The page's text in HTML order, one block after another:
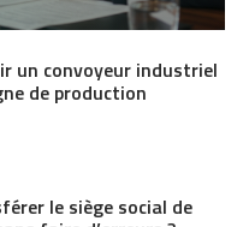
un convoyeur industriel
de production
le siège social de